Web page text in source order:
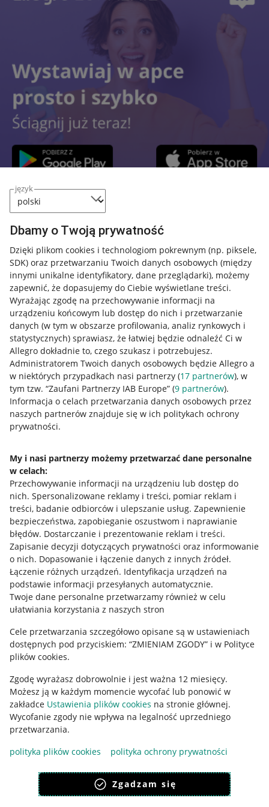
język
Dbamy o Twoją prywatność
Dzięki plikom cookies i technologiom pokrewnym (np. piksele,
SDK) oraz przetwarzaniu Twoich danych osobowych (między
innymi unikalne identyfikatory, dane przeglądarki), możemy
zapewnić, że dopasujemy do Ciebie wyświetlane treści.
Wyrażając zgodę na przechowywanie informacji na
urządzeniu końcowym lub dostęp do nich i przetwarzanie
danych (w tym w obszarze profilowania, analiz rynkowych i
statystycznych) sprawiasz, że łatwiej będzie odnaleźć Ci w
Allegro dokładnie to, czego szukasz i potrzebujesz.
Administratorem Twoich danych osobowych będzie Allegro a
w niektórych przypadkach nasi partnerzy (17 partnerów), w
tym tzw. “Zaufani Partnerzy IAB Europe” (9 partnerów).
Informacja o celach przetwarzania danych osobowych przez
naszych partnerów znajduje się w ich politykach ochrony
prywatności.
My i nasi partnerzy możemy przetwarzać dane personalne
w celach:
Przechowywanie informacji na urządzeniu lub dostęp do
nich. Spersonalizowane reklamy i treści, pomiar reklam i
treści, badanie odbiorców i ulepszanie usług. Zapewnienie
bezpieczeństwa, zapobieganie oszustwom i naprawianie
błędów. Dostarczanie i prezentowanie reklam i treści.
Zapisanie decyzji dotyczących prywatności oraz informowanie
o nich. Dopasowanie i łączenie danych z innych źródeł.
Łączenie różnych urządzeń. Identyfikacja urządzeń na
podstawie informacji przesyłanych automatycznie.
Twoje dane personalne przetwarzamy również w celu
ułatwiania korzystania z naszych stron
Cele przetwarzania szczegółowo opisane są w ustawieniach
dostępnych pod przyciskiem: “ZMIENIAM ZGODY” i w Polityce
plików cookies.
Zgodę wyrażasz dobrowolnie i jest ważna 12 miesięcy.
Możesz ją w każdym momencie wycofać lub ponowić w
zakładce Ustawienia plików cookies na stronie głównej.
Wycofanie zgody nie wpływa na legalność uprzedniego
przetwarzania.
polityka plików cookies
polityka ochrony prywatności
Zgadzam się
Przydatne informacje
Napisz do nas
Allegro Gadane dla sprzedających
Allegro Gadane dla kupujących
Mapa miejscowości
Informacje prawne
Regulamin
Polityka plików "cookies"
Ustawienia plików "cookies"
Informacje dla Aktu o Usługach Cyfrowych
Pobierz aplikację
Korzystanie z serwisu oznacza akceptacjęregulaminu.